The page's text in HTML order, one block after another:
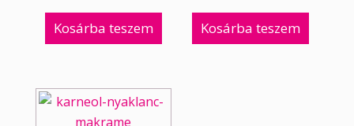
Kosárba teszem Kosárba teszem